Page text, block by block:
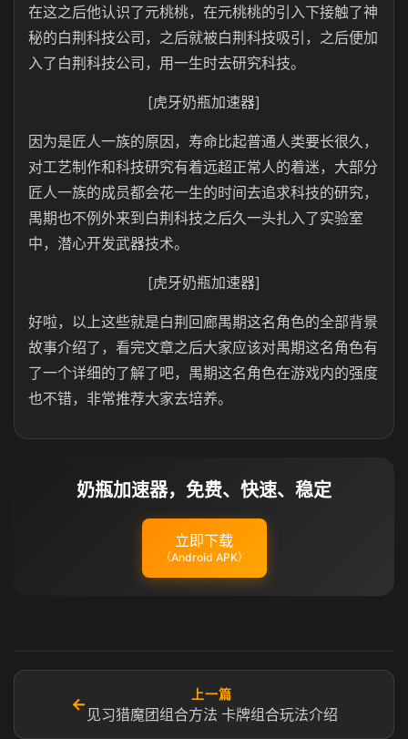
在这之后他认识了元桃桃，在元桃桃的引入下接触了神
秘的白荆科技公司，之后就被白荆科技吸引，之后便加
入了白荆科技公司，用一生时去研究科技。
[虎牙奶瓶加速器]
因为是匠人一族的原因，寿命比起普通人类要长很久，
对工艺制作和科技研究有着远超正常人的着迷，大部分
匠人一族的成员都会花一生的时间去追求科技的研究，
禺期也不例外来到白荆科技之后久一头扎入了实验室
中，潜心开发武器技术。
[虎牙奶瓶加速器]
好啦，以上这些就是白荆回廊禺期这名角色的全部背景
故事介绍了，看完文章之后大家应该对禺期这名角色有
了一个详细的了解了吧，禺期这名角色在游戏内的强度
也不错，非常推荐大家去培养。
奶瓶加速器，免费、快速、稳定
立即下载
（Android APK）
←
上一篇
见习猎魔团组合方法 卡牌组合玩法介绍